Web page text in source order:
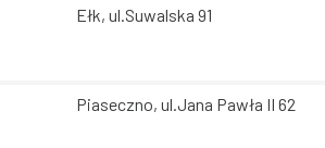
Ełk, ul.Suwalska 91
Piaseczno, ul.Jana Pawła II 62